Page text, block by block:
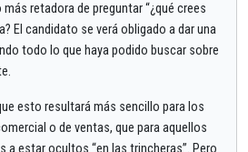
retadora de preguntar “¿qué crees
El candidato se verá obligado a dar una
todo lo que haya podido buscar sobre
esto resultará más sencillo para los
o de ventas, que para aquellos